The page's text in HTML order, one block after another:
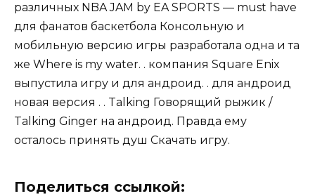
различных NBA JAM by EA SPORTS — must have
для фанатов баскетбола Консольную и
мобильную версию игры разработала одна и та
же Where is my water. . компания Square Enix
выпустила игру и для андроид. . для андроид
новая версия . . Talking Говорящий рыжик /
Talking Ginger на андроид. Правда ему
осталось принять душ Скачать игру.
Поделиться ссылкой: